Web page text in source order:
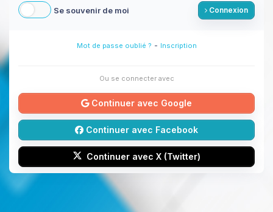
Se souvenir de moi Connexion
Mot de passe oublié ? - Inscription
Ou se connecter avec
Continuer avec Google
Continuer avec Facebook
Continuer avec X (Twitter)